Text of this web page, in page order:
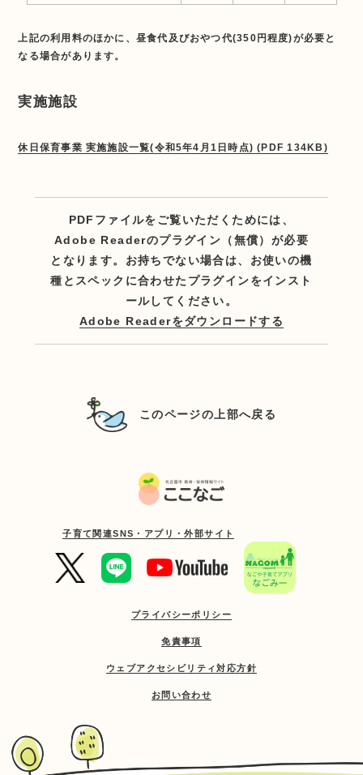
上記の利用料のほかに、昼食代及びおやつ代(350円程度)が必要と
なる場合があります。
実施施設
休日保育事業 実施施設一覧(令和5年4月1日時点) (PDF 134KB)
PDFファイルをご覧いただくためには、
Adobe Readerのプラグイン（無償）が必要
となります。お持ちでない場合は、お使いの機
種とスペックに合わせたプラグインをインスト
ールしてください。
Adobe Readerをダウンロードする
このページの上部へ戻る
子育て関連SNS・アプリ・外部サイト
プライバシーポリシー
免責事項
ウェブアクセシビリティ対応方針
お問い合わせ